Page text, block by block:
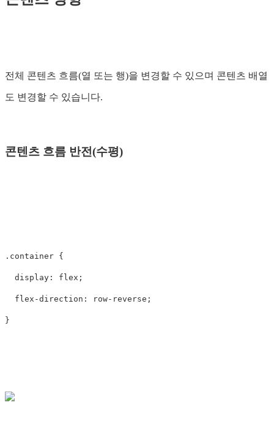
전체 콘텐츠 흐름(열 또는 행)을 변경할 수 있으며 콘텐츠 배열
도 변경할 수 있습니다.
콘텐츠 흐름 반전(수평)
.container {
display : flex ;
flex-direction : row-reverse ;
}